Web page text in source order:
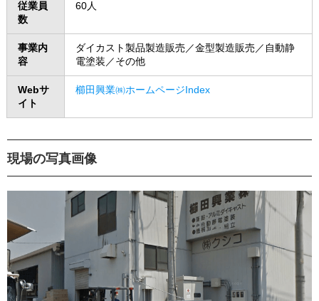
従業員
数
60人
事業内
容
ダイカスト製品製造販売／金型製造販売／自動静
電塗装／その他
Webサ
イト
櫛田興業㈱ホームページIndex
現場の写真画像